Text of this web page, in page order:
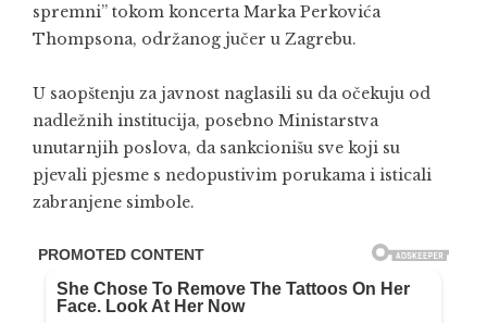
spremni” tokom koncerta Marka Perkovića
Thompsona, održanog jučer u Zagrebu.
U saopštenju za javnost naglasili su da očekuju od
nadležnih institucija, posebno Ministarstva
unutarnjih poslova, da sankcionišu sve koji su
pjevali pjesme s nedopustivim porukama i isticali
zabranjene simbole.